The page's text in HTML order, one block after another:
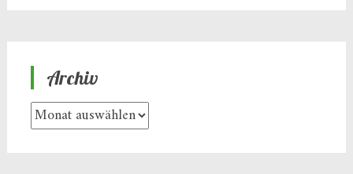
Archiv
Archiv